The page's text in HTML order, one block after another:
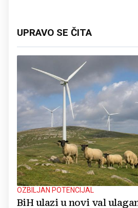
UPRAVO SE ČITA
OZBILJAN POTENCIJAL
BiH ulazi u novi val